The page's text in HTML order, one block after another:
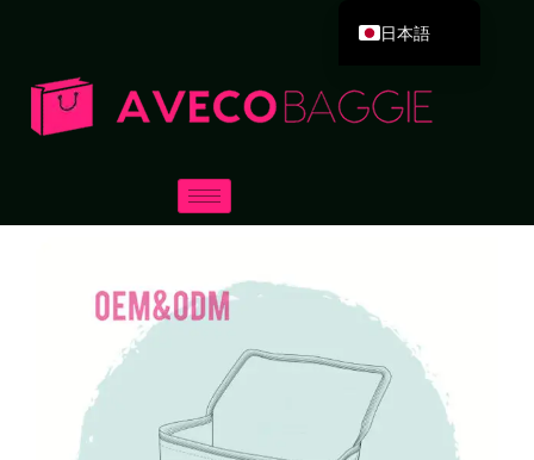
日本語
Deutsch
Русский
Italiano
한국어